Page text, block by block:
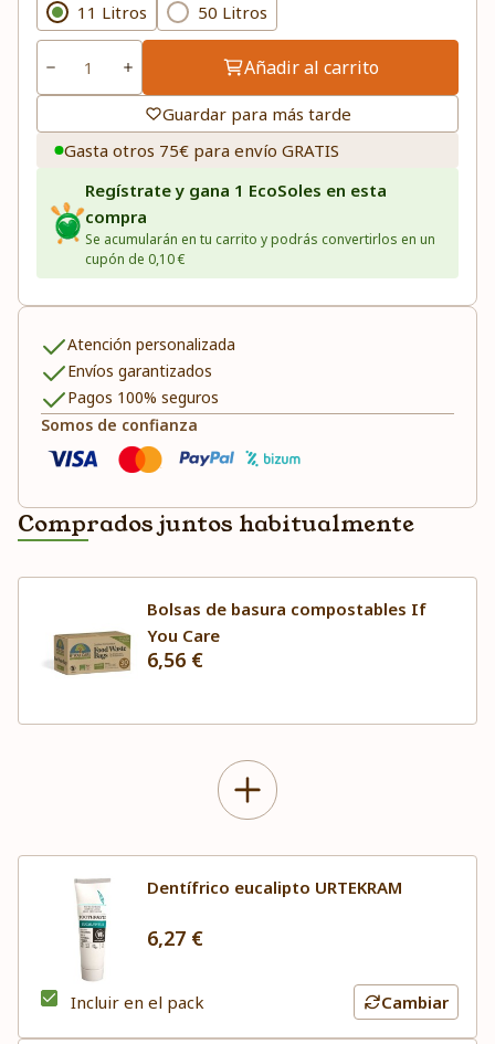
11 Litros 50 Litros
Añadir al carrito
Guardar para más tarde
Gasta otros 75€ para envío GRATIS
Regístrate y gana 1 EcoSoles en esta
compra
Se acumularán en tu carrito y podrás convertirlos en un
cupón de 0,10 €
Atención personalizada
Envíos garantizados
Pagos 100% seguros
Somos de confianza
Comprados juntos habitualmente
Bolsas de basura compostables If
You Care
6,56 €
Dentífrico eucalipto URTEKRAM
6,27 €
Incluir en el pack Cambiar